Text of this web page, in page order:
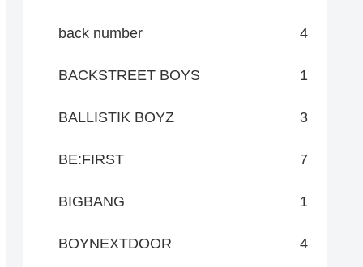
back number 4
BACKSTREET BOYS 1
BALLISTIK BOYZ 3
BE:FIRST 7
BIGBANG 1
BOYNEXTDOOR 4